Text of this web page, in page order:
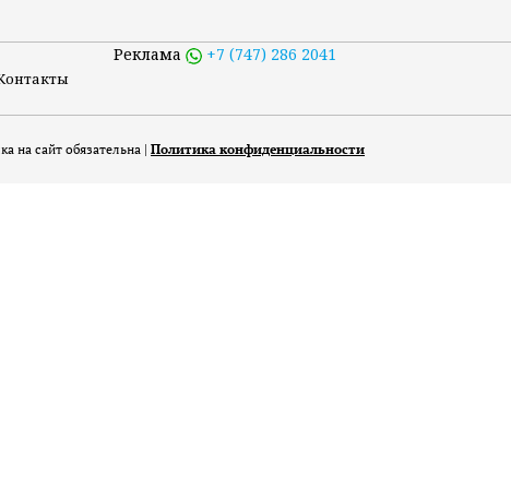
Реклама +7 (747) 286 2041
на сайт обязательна | Политика конфиденциальности